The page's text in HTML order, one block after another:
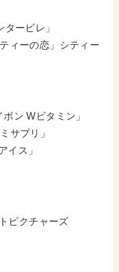
ービレ」
ィーの恋」シティー
ン Wビタミン」
サプリ」
イス」
ピクチャーズ